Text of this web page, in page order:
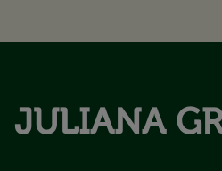
JULIANA